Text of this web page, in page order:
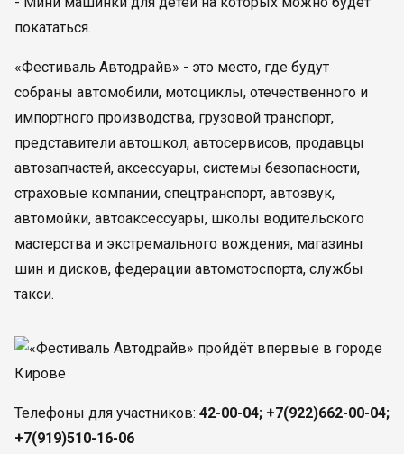
покататься.
«Фестиваль Автодрайв» - это место, где будут
собраны автомобили, мотоциклы, отечественного и
импортного производства, грузовой транспорт,
представители автошкол, автосервисов, продавцы
автозапчастей, аксессуары, системы безопасности,
страховые компании, спецтранспорт, автозвук,
автомойки, автоаксессуары, школы водительского
мастерства и экстремального вождения, магазины
шин и дисков, федерации автомотоспорта, службы
такси.
Телефоны для участников: 42-00-04; +7(922)662-00-04;
+7(919)510-16-06